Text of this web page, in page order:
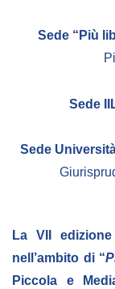
BIBLIOTECA
Borse di
Alta
Sede “Più
Sede
Sede
La VII
nell’ambito di “
Piccola e